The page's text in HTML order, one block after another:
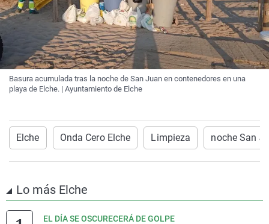
Basura acumulada tras la noche de San Juan en contenedores en una
playa de Elche. | Ayuntamiento de Elche
Elche Onda Cero Elche Limpieza noche San
Lo más Elche
EL DÍA SE OSCURECERÁ DE GOLPE